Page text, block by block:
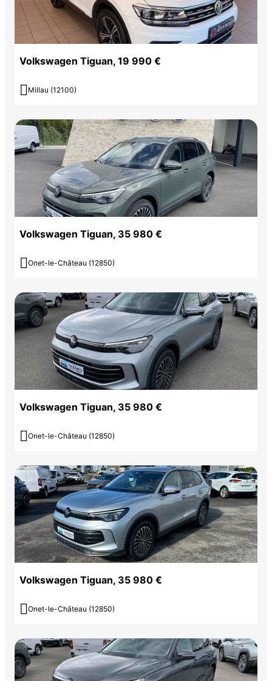
Volkswagen Tiguan, 19 990 €
 Millau (12100)
Volkswagen Tiguan, 35 980 €
 Onet-le-Château (12850)
Volkswagen Tiguan, 35 980 €
 Onet-le-Château (12850)
Volkswagen Tiguan, 35 980 €
 Onet-le-Château (12850)